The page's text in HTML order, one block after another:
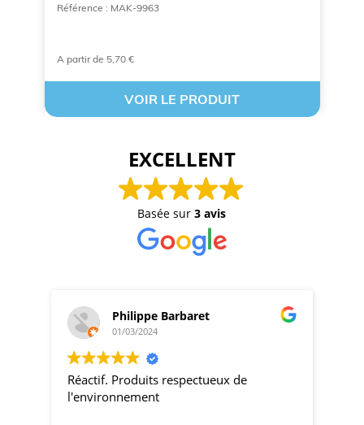
Référence : MAK-9963
A partir de 5,70 €
VOIR LE PRODUIT
EXCELLENT
Basée sur3 avis
Philippe Barbaret
01/03/2024
Réactif. Produits respectueux de
l'environnement